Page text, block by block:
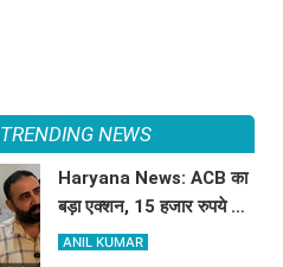
TRENDING NEWS
Haryana News: ACB का
बड़ा एक्शन, 15 हजार रुपये की
रिश्वत लेते बिजली निगम का
ANIL KUMAR